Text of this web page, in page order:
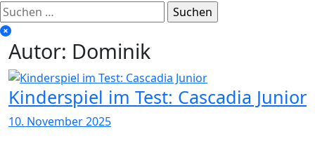
Suchen
nach:
Autor: Dominik
Kinderspiel im Test: Cascadia Junior
10. November 2025